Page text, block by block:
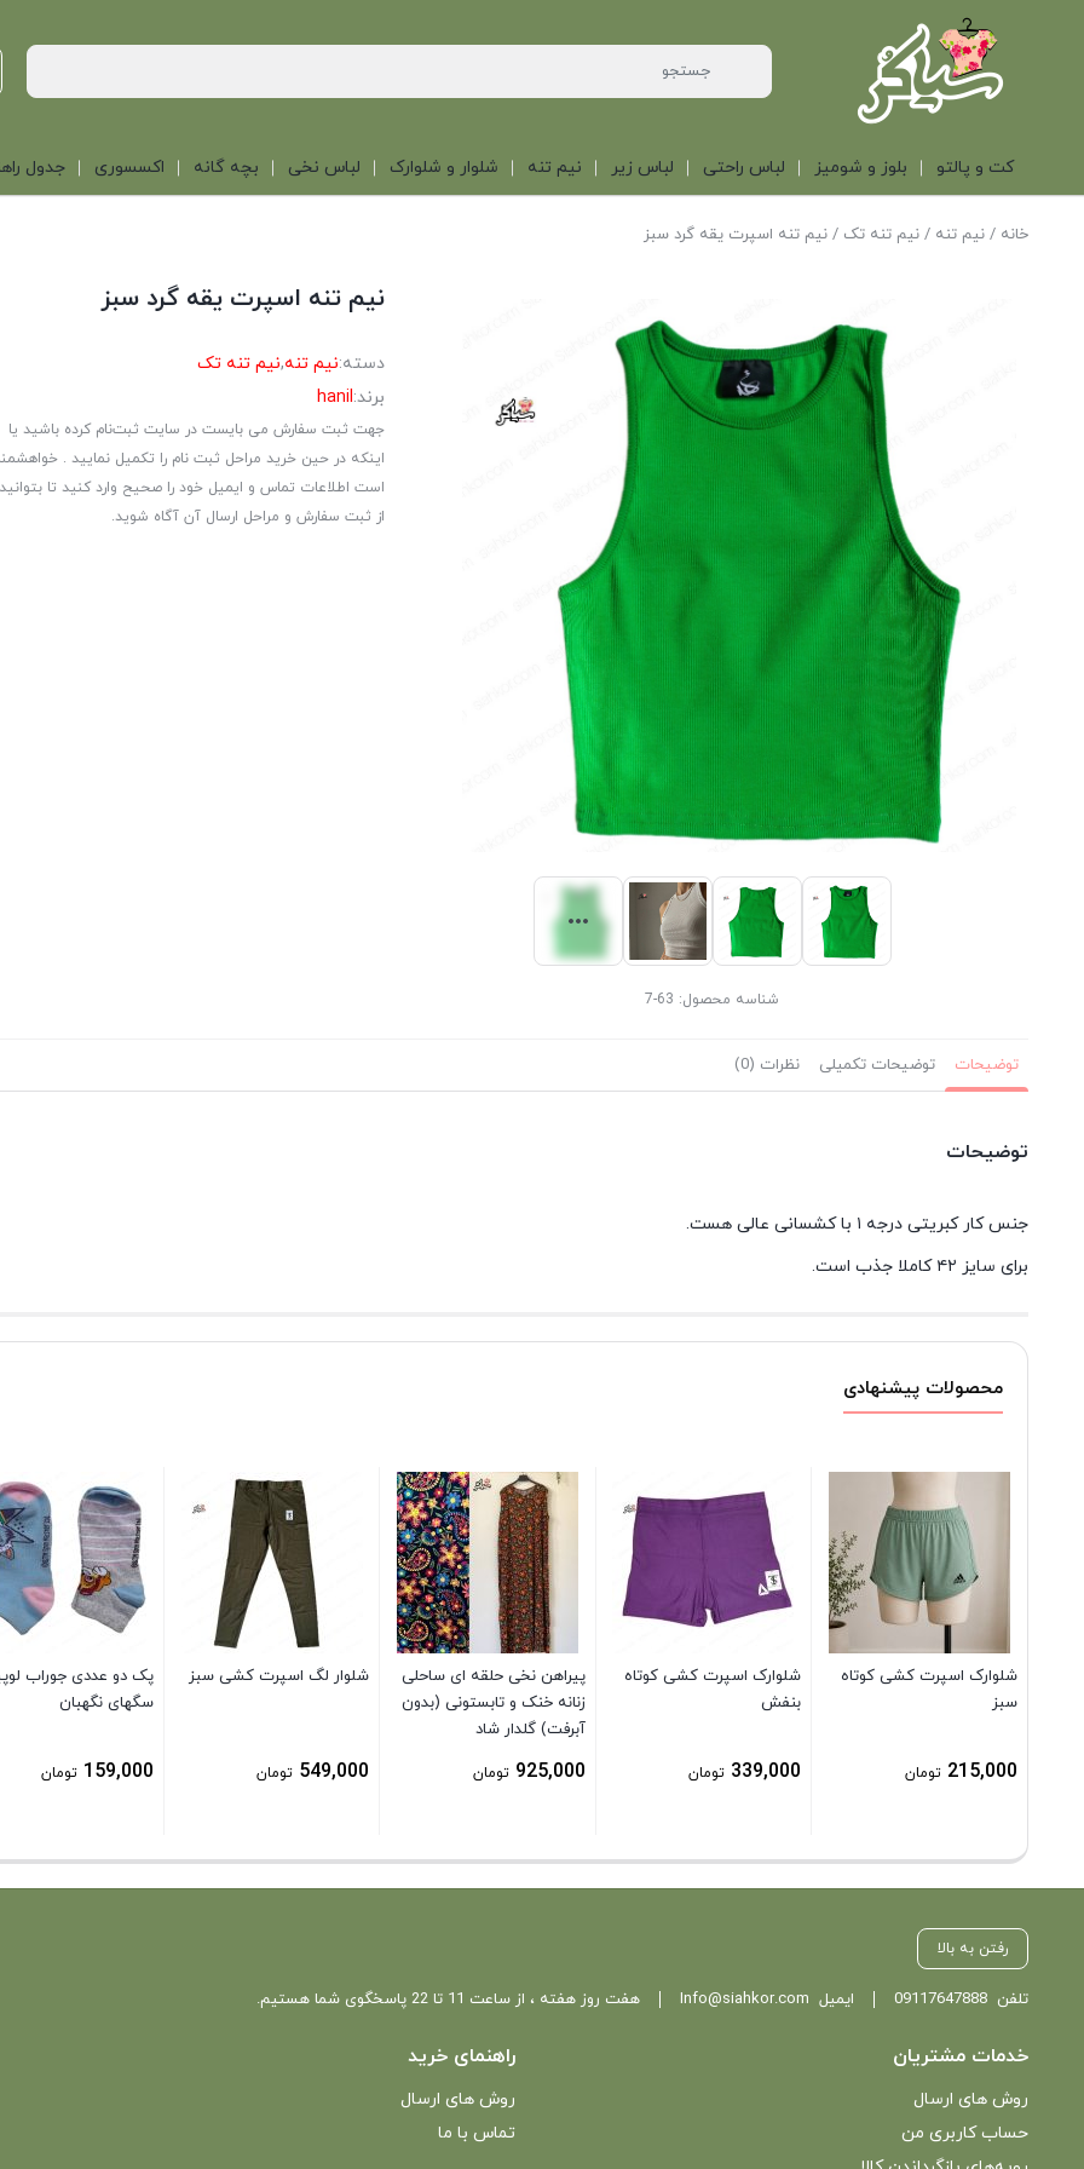
کت و پالتو بلوز و شومیز لباس راحتی لباس زیر نیم تنه شلوار و شلوارک لباس نخی بچه گانه اکسسوری جدول
خانه /نیم تنه /نیم تنه تک / نیم تنه اسپرت یقه گرد سبز
شناسه محصول: 63-7
نیم تنه اسپرت یقه گرد سبز
دسته:نیم تنه,نیم تنه تک
برند:hanil
جهت ثبت سفارش می بایست در سایت ثبت‌نام کرده باشید یا
اینکه در حین خرید مراحل ثبت نام را تکمیل نمایید .
است اطلاعات تماس و ایمیل خود را صحیح وارد کنید تا بتوانید
از ثبت سفارش و مراحل ارسال آن آگاه شوید.
توضیحات توضیحات تکمیلی نظرات (0)
توضیحات
جنس کار کبریتی درجه ۱ با کشسانی عالی هست.
برای سایز ۴۲ کاملا جذب است.
محصولات پیشنهادی
شلوارک اسپرت کشی کوتاه
سبز
215,000 تومان
شلوارک اسپرت کشی کوتاه
بنفش
339,000 تومان
پیراهن نخی حلقه ای ساحلی
زنانه خنک و تابستونی (بدون
آبرفت) گلدار شاد
925,000 تومان
شلوار لگ اسپرت کشی سبز
549,000 تومان
پک دو عددی جوراب
سگهای نگهبان
159,000 تومان
رفتن به بالا
تلفن09117647888 ایمیل Info@siahkor.com هفت روز هفته ، از ساعت 11 تا 22 پاسخگوی شما هستیم.
خدمات مشتریان
روش های ارسال
حساب کاربری من
راهنمای خرید
روش های ارسال
تماس با ما